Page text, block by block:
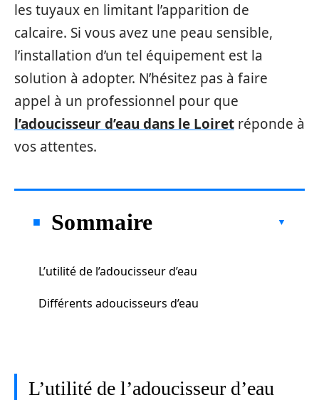
les tuyaux en limitant l’apparition de
calcaire. Si vous avez une peau sensible,
l’installation d’un tel équipement est la
solution à adopter. N’hésitez pas à faire
appel à un professionnel pour que
l’adoucisseur d’eau dans le Loiret réponde à
vos attentes.
Sommaire
L’utilité de l’adoucisseur d’eau
Différents adoucisseurs d’eau
L’utilité de l’adoucisseur d’eau